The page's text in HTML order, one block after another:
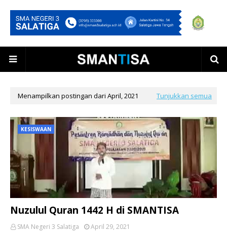
Menampilkan postingan dari April, 2021 Tunjukkan semua
KESISWAAN
Nuzulul Quran 1442 H di SMANTISA
SMA Negeri 3 Salatiga
April 29, 2021